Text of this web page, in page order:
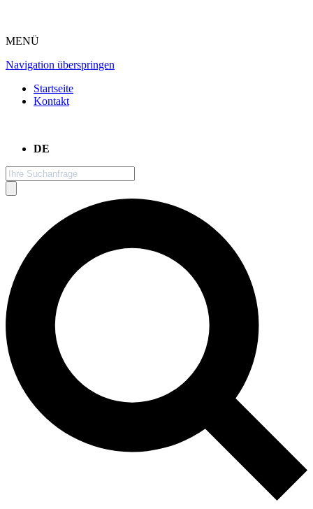
MENÜ
Navigation überspringen
Startseite
Kontakt
DE